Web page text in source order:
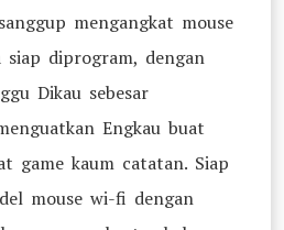
mengangkat mouse
siap diprogram, dengan
Dikau sebesar
Engkau buat
game kaum catatan. Siap
mouse wi-fi dengan